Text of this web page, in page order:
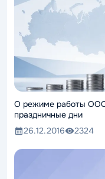
О режиме работы
праздничные дни
26.12.2016
2324